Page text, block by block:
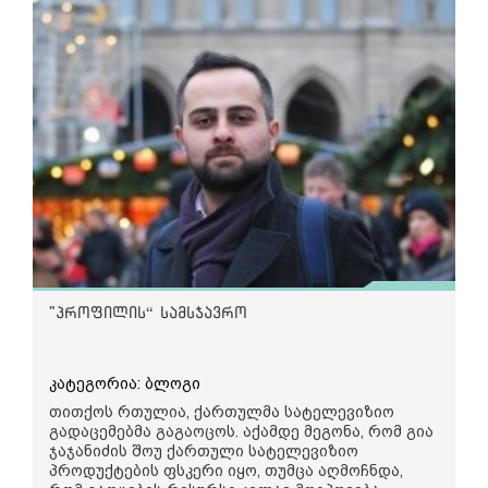
"პროფილის“ სამსჯავრო
კატეგორია: ბლოგი
თითქოს რთულია, ქართულმა სატელევიზიო
გადაცემებმა გაგაოცოს. აქამდე მეგონა, რომ გია
ჯაჯანიძის შოუ ქართული სატელევიზიო
პროდუქტების ფსკერი იყო, თუმცა აღმოჩნდა,